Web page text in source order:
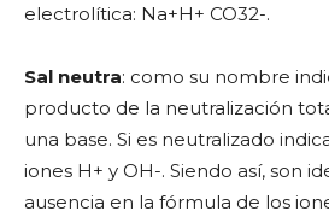
electrolítica: Na+H+ CO32-.
Sal neutra: como su nombre
producto de la neutralización
una base. Si es neutralizado
iones H+ y OH-. Siendo así, son
ausencia en la fórmula de los